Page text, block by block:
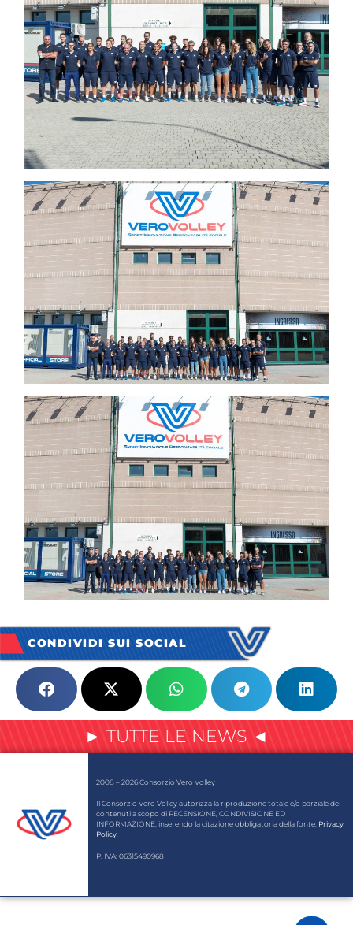
CONDIVIDI SUI SOCIAL
► TUTTE LE NEWS ◄
2008 – 2026 Consorzio Vero Volley
Il Consorzio Vero Volley autorizza la riproduzione totale e/o parziale dei
contenuti a scopo di RECENSIONE, CONDIVISIONE ED
INFORMAZIONE, inserendo la citazione obbligatoria della fonte. Privacy
Policy.
P. IVA: 06315490968